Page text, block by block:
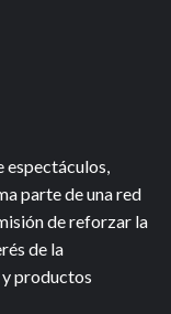
parte de una red
de reforzar la
de la
productos